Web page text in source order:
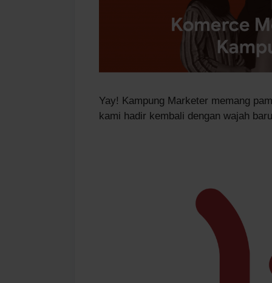
Yay! Kampung Marketer memang
kami hadir kembali dengan wajah